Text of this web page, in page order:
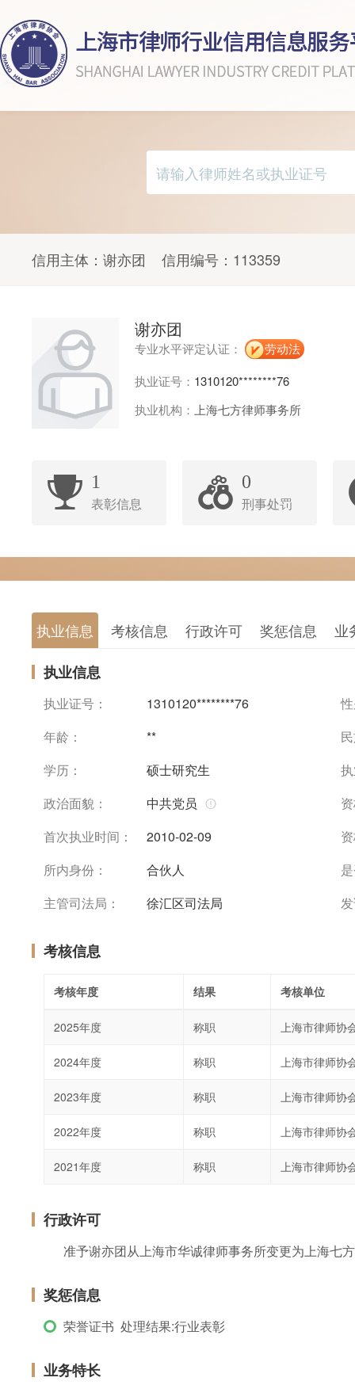
信用主体： 谢亦团 信用编号： 113359
谢亦团
专业水平评定认证：
劳动法
执业证号： 1310120********76
执业机构： 上海七方律师事务所
1
表彰信息
0
刑事处罚
执业信息 考核信息 行政许可 奖惩信息 业
执业信息
执业证号： 1310120********76
年龄：
**
学历：
硕士研究生
政治面貌：
中共党员
首次执业时间：
2010-02-09
所内身份：
合伙人
主管司法局：
徐汇区司法局
考核信息
考核年度 结果 考核单位
2025年度 称职 上海市律师协
2024年度 称职 上海市律师协
2023年度 称职 上海市律师协
2022年度 称职 上海市律师协
2021年度 称职 上海市律师协
行政许可
准予谢亦团从上海市华诚律师事务所变更为上海七
奖惩信息
荣誉证书 处理结果:行业表彰
业务特长